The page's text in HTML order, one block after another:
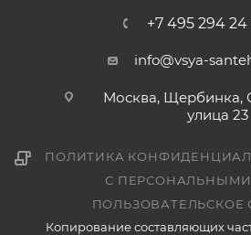
+7 495 294
info@vsya-
Москва, Щербинка,
улица 23
ПОЛИТИКА
С
ПОЛЬЗОВАТЕЛЬСКОЕ
Копирование составляющих